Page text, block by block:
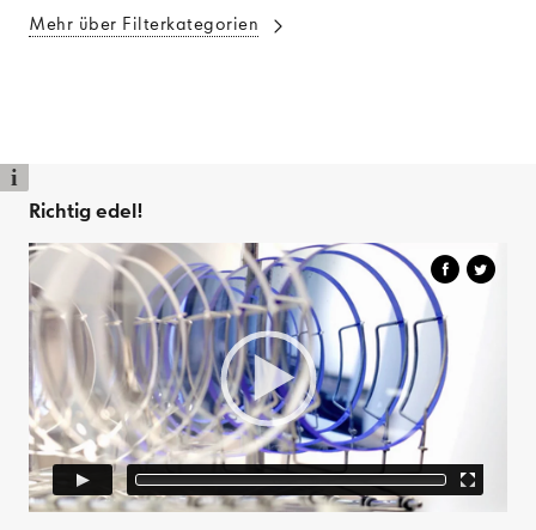
Mehr über Filterkategorien
i
Richtig edel!
Video
Player